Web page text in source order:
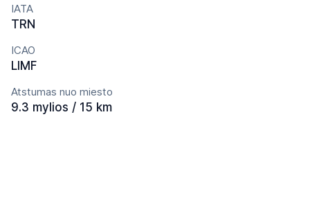
IATA
TRN
ICAO
LIMF
Atstumas nuo miesto
9.3 mylios / 15 km